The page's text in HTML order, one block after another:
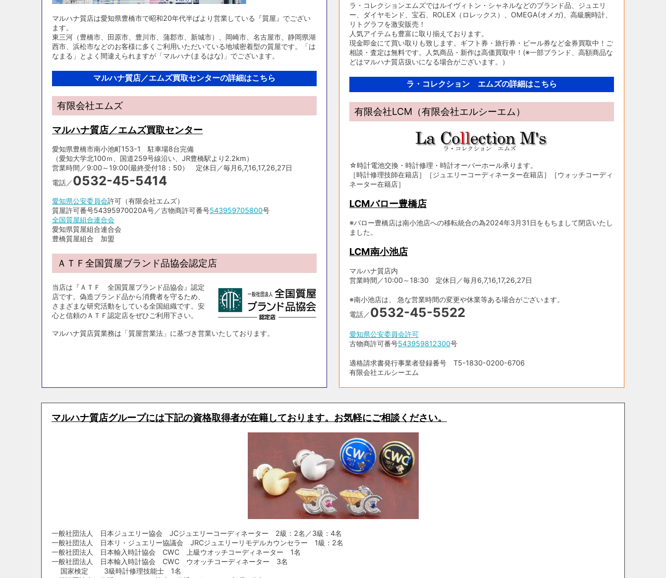
マルハナ質店は愛知県豊橋市で昭和20年代半ばより営業している『質屋』でござい
ます。
東三河（豊橋市、田原市、豊川市、蒲郡市、新城市）、岡崎市、名古屋市、静岡県湖
西市、浜松市などのお客様に多くご利用いただいている地域密着型の質屋です。「は
なまる」とよく間違えられますが「マルハナ(まるはな)」でございます。
マルハナ質店／エムズ買取センターの詳細はこちら
有限会社エムズ
マルハナ質店／エムズ買取センター
愛知県豊橋市南小池町153-1 駐車場8台完備
（愛知大学北100ｍ、国道259号線沿い、JR豊橋駅より2.2km）
営業時間／9:00～19:00(最終受付18：50） 定休日／毎月6,7,16,17,26,27日
電話／0532-45-5414
愛知県公安委員会許可（有限会社エムズ）
質屋許可番号54395970020A号／古物商許可番号543959705800号
全国質屋組合連合会
愛知県質屋組合連合会
豊橋質屋組合 加盟
ＡＴＦ全国質屋ブランド品協会認定店
当店は『ＡＴＦ 全国質屋ブランド品協会』認定
店です。偽造ブランド品から消費者を守るため、
さまざまな研究活動をしている全国組織です。安
心と信頼のＡＴＦ認定店をぜひご利用下さい。
マルハナ質店質業務は「質屋営業法」に基づき営業いたしております。
ラ・コレクションエムズではルイヴィトン・シャネルなどのブランド品、ジュエリ
ー、ダイヤモンド、宝石、ROLEX（ロレックス）、OMEGA(オメガ)、高級腕時計、
リトグラフを激安販売！
人気アイテムも豊富に取り揃えております。
現金即金にて買い取りも致します。ギフト券・旅行券・ビール券など金券買取中！ご
相談・査定は無料です。人気商品・新作は高価買取中！(※一部ブランド、高額商品な
どはマルハナ質店扱いになる場合がございます。）
ラ・コレクション エムズの詳細はこちら
有限会社LCM（有限会社エルシーエム）
☆時計電池交換・時計修理・時計オーバーホール承ります。
［時計修理技師在籍店］［ジュエリーコーディネーター在籍店］［ウォッチコーディ
ネーター在籍店］
LCMバロー豊橋店
※バロー豊橋店は南小池店への移転統合の為2024年3月31日をもちまして閉店いたし
ました。
LCM南小池店
マルハナ質店内
営業時間／10:00～18:30 定休日／毎月6,7,16,17,26,27日
※南小池店は、 急な営業時間の変更や休業等ある場合がございます。
電話／0532-45-5522
愛知県公安委員会許可
古物商許可番号543959812300号
適格請求書発行事業者登録番号 T5-1830-0200-6706
有限会社エルシーエム
マルハナ質店グループには下記の資格取得者が在籍しております。お気軽にご相談ください。
一般社団法人 日本ジュエリー協会 JCジュエリーコーディネーター 2級：2名／3級：4名
一般社団法人 日本リ・ジュエリー協議会 JRCジュエリーリモデルカウンセラー 1級：2名
一般社団法人 日本輸入時計協会 CWC 上級ウオッチコーディネーター 1名
一般社団法人 日本輸入時計協会 CWC ウオッチコーディネーター 3名
国家検定 3級時計修理技能士 1名